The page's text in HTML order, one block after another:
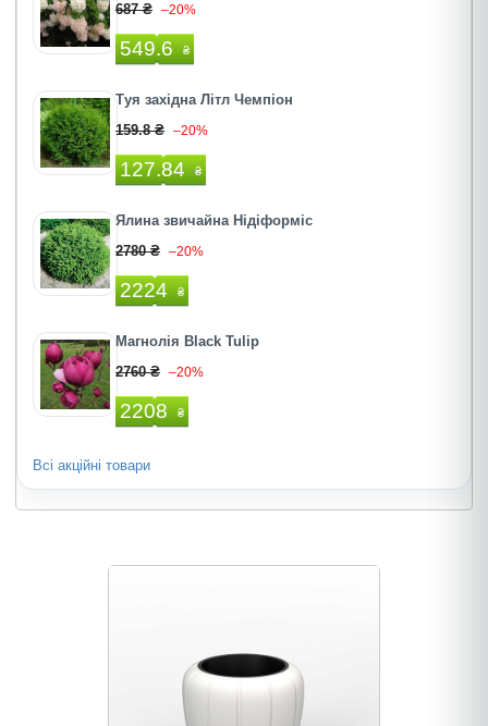
687 ₴ –20%
549.6 ₴
Туя західна Літл Чемпіон
159.8 ₴ –20%
127.84 ₴
Ялина звичайна Нідіформіс
2780 ₴ –20%
2224 ₴
Магнолія Black Tulip
2760 ₴ –20%
2208 ₴
Всі акційні товари